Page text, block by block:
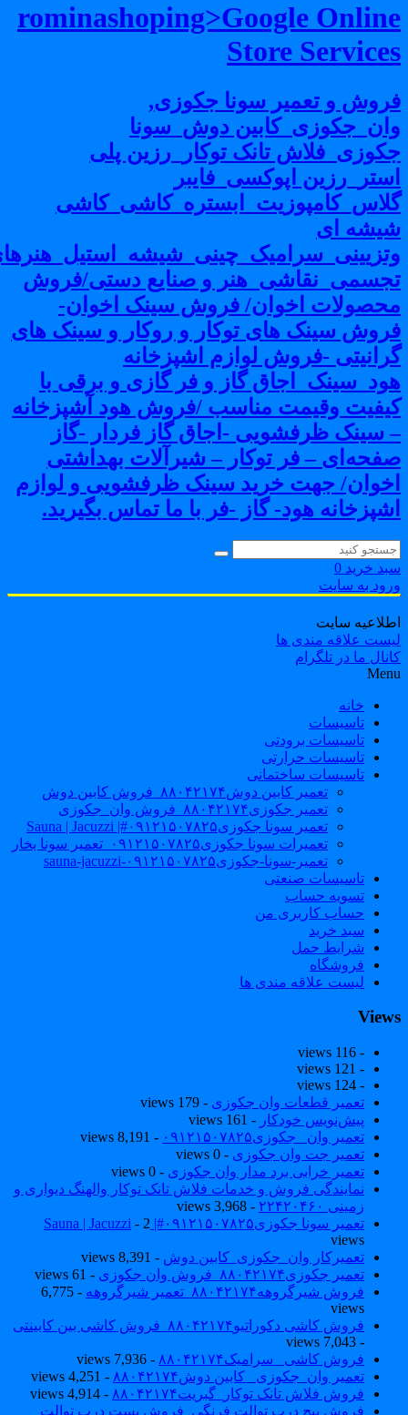
rominashoping>Google
Store
و تعمیر سونا جکوزی,
دوش_سونا
تانک توکار_رزین پلی
اپوکسی_فایبر
ای
و صنایع دستی/فروش
اخوان/ فروش سینک اخوان-
سینک های توکار و روکار و سینک های
-فروش لوازم اشپزخانه
گاز و فر گازی و برقی با
وقیمت مناسب /فروش هود آشپزخانه
سینک ظرفشویی -اجاق گاز فردار -گاز
– فر توکار – شیرآلات بهداشتی
جهت خرید سینک ظرفشویی و لوازم
هود- گاز -فر با ما تماس بگیرید.
خرید 0
به سایت
سایت
علاقه مندی ها
ما در تلگرام
خانه
تاسیسات
تاسیسات برودتی
تاسیسات حرارتی
تاسیسات ساختمانی
تعمیر کابین دوش۸۸۰۴۲۱۷۴_فروش کابین دوش
تعمیر جکوزی۸۸۰۴۲۱۷۴_فروش وان_جکوزی
تعمیر سونا جکوزی۰۹۱۲۱۵۰۷۸۲۵#| Sauna | Jacuzzi
تعمیرات سونا جکوزی۰۹۱۲۱۵۰۷۸۲۵_تعمیر سونا بخار
تعمیر-سونا-جکوزی۰۹۱۲۱۵۰۷۸۲۵-sauna-jacuzzi
تاسیسات صنعتی
تسویه حساب
حساب کاربری من
سبد خرید
شرایط حمل
فروشگاه
لیست علاقه مندی ها
- 116 views
- 121 views
- 124 views
تعمیر قطعات وان جکوزی - 179 views
پیش‌نویس خودکار- 161 views
تعمیر وان _جکوزی۰۹۱۲۱۵۰۷۸۲۵
- 8,191 views
تعمیر جت وان جکوزی - 0 views
تعمیر خرابی برد مدار وان جکوزی - 0 views
نمایندگی فروش و خدمات فلاش تانک توکار والهنگ دیواری و
زمینی ۲۲۴۲۰۴۶۰
- 3,968 views
تعمیر سونا جکوزی۰۹۱۲۱۵۰۷۸۲۵#| Sauna | Jacuzzi
- 2
views
تعمیرکار وان_جکوزی_کابین دوش- 8,391 views
تعمیر جکوزی۸۸۰۴۲۱۷۴_فروش وان جکوزی
- 61 views
فروش شیرگروهه۸۸۰۴۲۱۷۴_تعمیر شیرگروهه
- 6,775
views
فروش کاشی دکوراتیو۸۸۰۴۲۱۷۴_فروش کاشی بین کابینتی
فروش کاشی _سرامیک۸۸۰۴۲۱۷۴
- 7,936 views
تعمیر وان_جکوزی_ کابین دوش۸۸۰۴۲۱۷۴
- 4,251 views
فروش فلاش تانک توکار_گبریت۸۸۰۴۲۱۷۴
- 4,914 views
فروش پیچ درب توالت فرنگی_فروش بست درب توالت